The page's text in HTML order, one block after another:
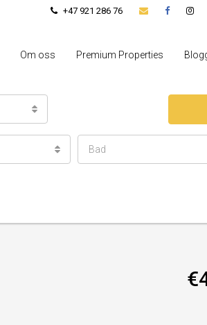
+47 921 286 76
Om oss Premium Properties
Bad